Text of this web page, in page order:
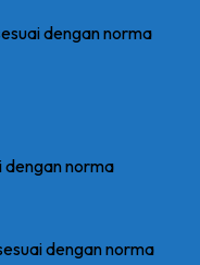
dengan norma
dengan norma
dengan norma